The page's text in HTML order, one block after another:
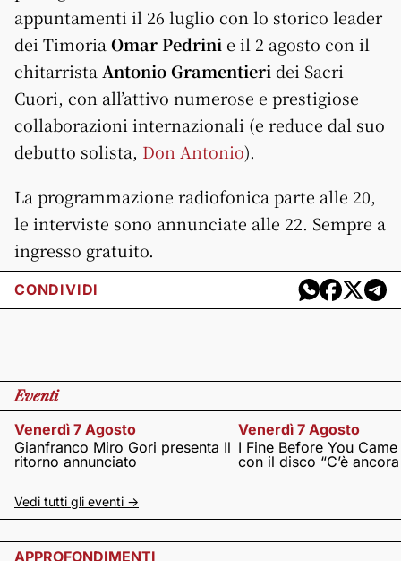
appuntamenti il 26 luglio con lo storico leader
dei Timoria Omar Pedrini e il 2 agosto con il
chitarrista Antonio Gramentieri dei Sacri
Cuori, con all’attivo numerose e prestigiose
collaborazioni internazionali (e reduce dal suo
debutto solista, Don Antonio).
La programmazione radiofonica parte alle 20,
le interviste sono annunciate alle 22. Sempre a
ingresso gratuito.
CONDIVIDI
Eventi
Venerdì 7 Agosto
Gianfranco Miro Gori presenta Il
ritorno annunciato
Venerdì 7 Agosto
I Fine Before You
con il disco “C’è
Vedi tutti gli eventi ->
APPROFONDIMENTI